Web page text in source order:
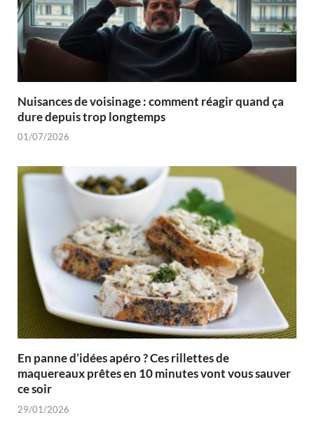
Nuisances de voisinage : comment réagir quand ça
dure depuis trop longtemps
01/07/2026
En panne d’idées apéro ? Ces rillettes de
maquereaux prêtes en 10 minutes vont vous sauver
ce soir
29/01/2026